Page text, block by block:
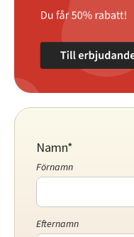
Namn*
Förnamn
Efternamn